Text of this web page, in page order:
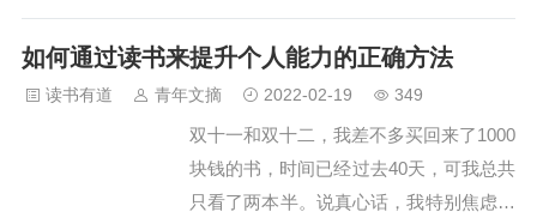
马百娟现在让我们从最开始的2009年，展
的记录发生的事或者知识点。如果你想找
回某一个关键笔记，但是却一直翻不到。
如果你重新看回一个星期或者一个月之前
的笔记，但是毫无印象，甚至脑海里很难
再现当时的内容。那么，你或许还没有掌
握帮助你管理工作、管理学习的笔记方
如何通过读书来提升个人能力的正确方法
读书有道 青年文摘 2022-02-19 349
双十一和双十二，我差不多买回来了1000
块钱的书，时间已经过去40天，可我总共
只看了两本半。说真心话，我特别焦虑！